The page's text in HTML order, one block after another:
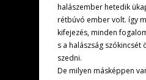
halászember hetedik
rétbúvó ember volt. így
kifejezés, minden
s a halászság szókincsét
szedni.
De milyen másképpen